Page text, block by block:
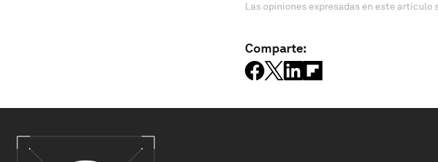
Las opiniones expresadas en este artículo
Comparte: